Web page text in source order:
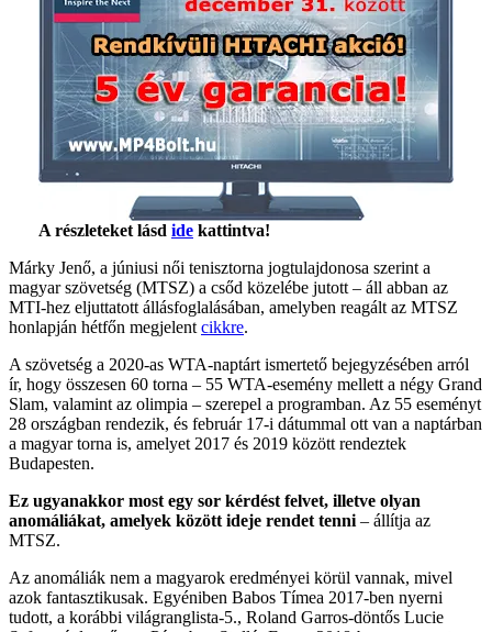
A részleteket lásd ide kattintva!
Márky Jenő, a júniusi női tenisztorna jogtulajdonosa szerint a
magyar szövetség (MTSZ) a csőd közelébe jutott – áll abban az
MTI-hez eljuttatott állásfoglalásában, amelyben reagált az MTSZ
honlapján hétfőn megjelent cikkre.
A szövetség a 2020-as WTA-naptárt ismertető bejegyzésében arról
ír, hogy összesen 60 torna – 55 WTA-esemény mellett a négy Grand
Slam, valamint az olimpia – szerepel a programban. Az 55 eseményt
28 országban rendezik, és február 17-i dátummal ott van a naptárban
a magyar torna is, amelyet 2017 és 2019 között rendeztek
Budapesten.
Ez ugyanakkor most egy sor kérdést felvet, illetve olyan
anomáliákat, amelyek között ideje rendet tenni – állítja az
MTSZ.
Az anomáliák nem a magyarok eredményei körül vannak, mivel
azok fantasztikusak. Egyéniben Babos Tímea 2017-ben nyerni
tudott, a korábbi világranglista-5., Roland Garros-döntős Lucie